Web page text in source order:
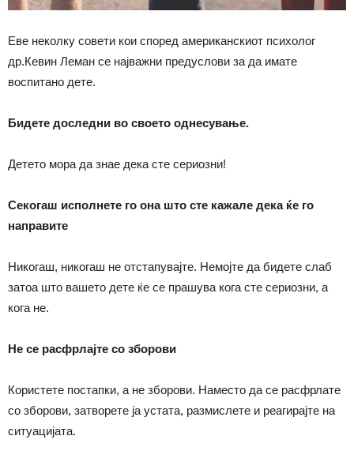
Еве неколку совети кои според американскиот психолог
др.Кевин Леман се најважни предуслови за да имате
воспитано дете.
Бидете доследни во своето однесување.
Детето мора да знае дека сте сериозни!
Секогаш исполнете го она што сте кажале дека ќе го
направите
Никогаш, никогаш не отстапувајте. Немојте да бидете слаб
затоа што вашето дете ќе се прашува кога сте сериозни, а
кога не.
Не се расфрлајте со зборови
Користете постапки, а не зборови. Наместо да се расфрлате
со зборови, затворете ја устата, размислете и реагирајте на
ситуацијата.